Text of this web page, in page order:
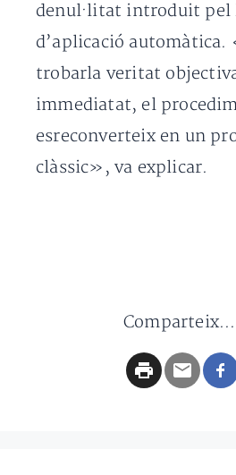
denul·litat introduit pel
d’aplicació automàtica.
trobarla veritat
immediatat, el
esreconverteix en un
clàssic», va explicar.
Comparteix...